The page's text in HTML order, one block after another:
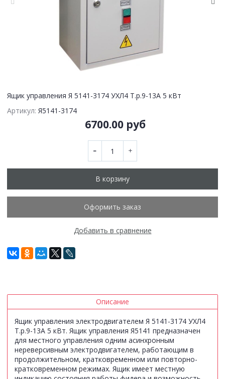
Ящик управления Я 5141-3174 УХЛ4 Т.р.9-13А 5 кВт
Артикул: Я5141-3174
6700.00 руб
В корзину
Оформить заказ
Добавить в сравнение
Описание
Ящик управления электродвигателем Я 5141-3174 УХЛ4
Т.р.9-13А 5 кВт. Ящик управления Я5141 предназначен
для местного управления одним асинхронным
нереверсивным электродвигателем, работающим в
продолжительном, кратковременном или повторно-
кратковременном режимах. Ящик имеет местную